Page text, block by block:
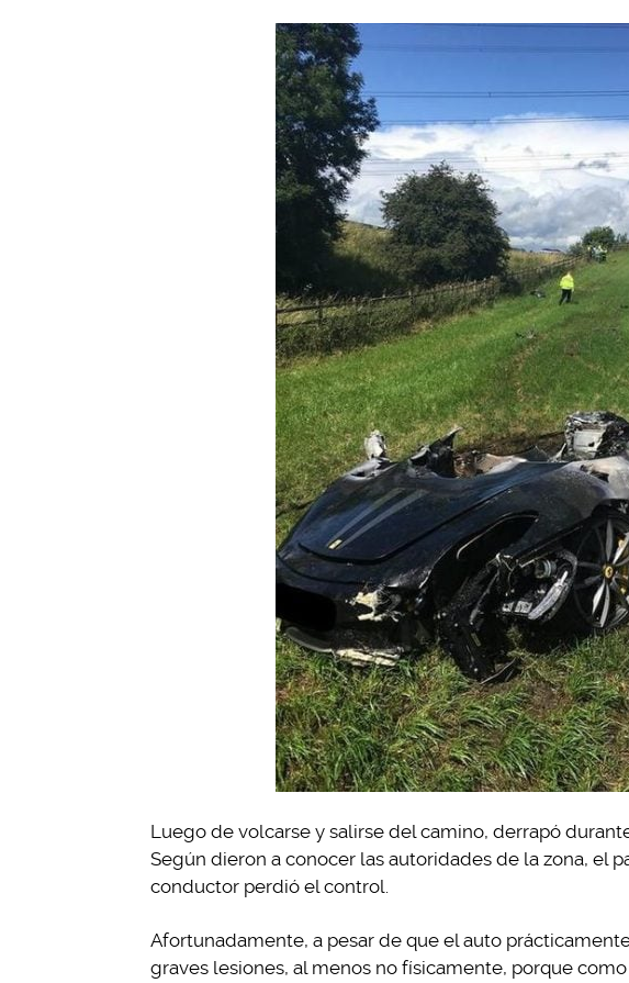
Luego de volcarse y salirse del camino, derrapó
Según dieron a conocer las autoridades de la zona, el
conductor perdió el control.
Afortunadamente, a pesar de que el auto
graves lesiones, al menos no físicamente, porque